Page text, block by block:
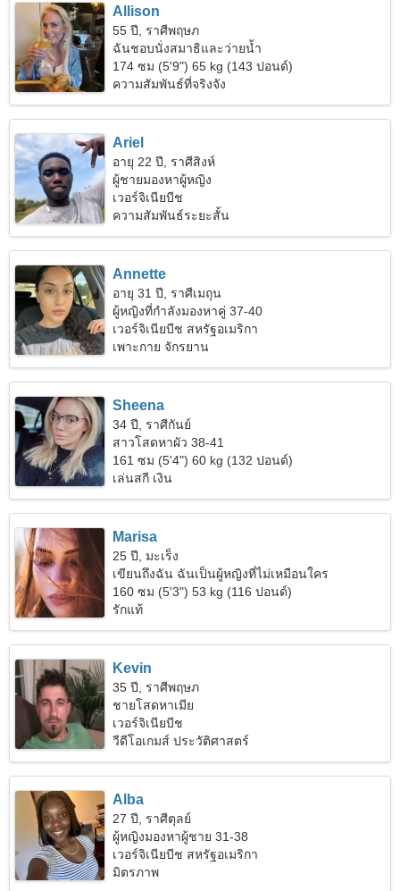
Allison
55 ปี, ราศีพฤษภ
ฉันชอบนั่งสมาธิและว่ายน้ำ
174 ซม (5'9") 65 kg (143 ปอนด์)
ความสัมพันธ์ที่จริงจัง
Ariel
อายุ 22 ปี, ราศีสิงห์
ผู้ชายมองหาผู้หญิง
เวอร์จิเนียบีช
ความสัมพันธ์ระยะสั้น
Annette
อายุ 31 ปี, ราศีเมถุน
ผู้หญิงที่กำลังมองหาคู่ 37-40
เวอร์จิเนียบีช สหรัฐอเมริกา
เพาะกาย จักรยาน
Sheena
34 ปี, ราศีกันย์
สาวโสดหาผัว 38-41
161 ซม (5'4") 60 kg (132 ปอนด์)
เล่นสกี เงิน
Marisa
25 ปี, มะเร็ง
เขียนถึงฉัน ฉันเป็นผู้หญิงที่ไม่เหมือนใคร
160 ซม (5'3") 53 kg (116 ปอนด์)
รักแท้
Kevin
35 ปี, ราศีพฤษภ
ชายโสดหาเมีย
เวอร์จิเนียบีช
วีดีโอเกมส์ ประวัติศาสตร์
Alba
27 ปี, ราศีตุลย์
ผู้หญิงมองหาผู้ชาย 31-38
เวอร์จิเนียบีช สหรัฐอเมริกา
มิตรภาพ